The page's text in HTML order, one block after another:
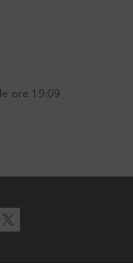
ore 19:09